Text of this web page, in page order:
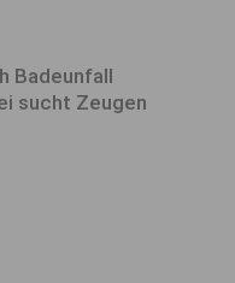
Badeunfall
sucht Zeugen